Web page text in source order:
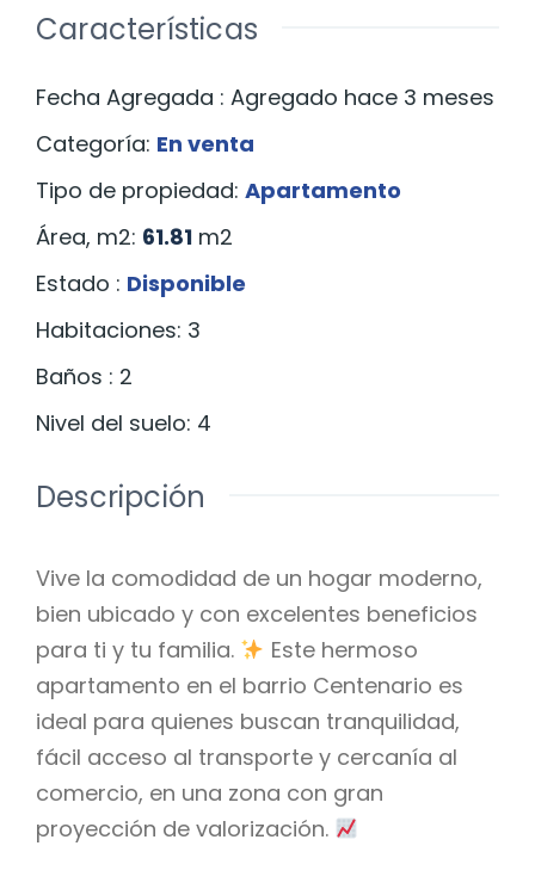
Características
Fecha Agregada : Agregado hace 3 meses
Categoría: En venta
Tipo de propiedad: Apartamento
Área, m2: 61.81 m2
Estado : Disponible
Habitaciones: 3
Baños : 2
Nivel del suelo: 4
Descripción
Vive la comodidad de un hogar moderno,
bien ubicado y con excelentes beneficios
para ti y tu familia.
Este hermoso
apartamento en el barrio Centenario es
ideal para quienes buscan tranquilidad,
fácil acceso al transporte y cercanía al
comercio, en una zona con gran
proyección de valorización.